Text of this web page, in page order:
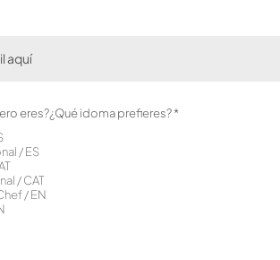
eres?¿Qué idoma prefieres?*
/ ES
/ CAT
/ EN